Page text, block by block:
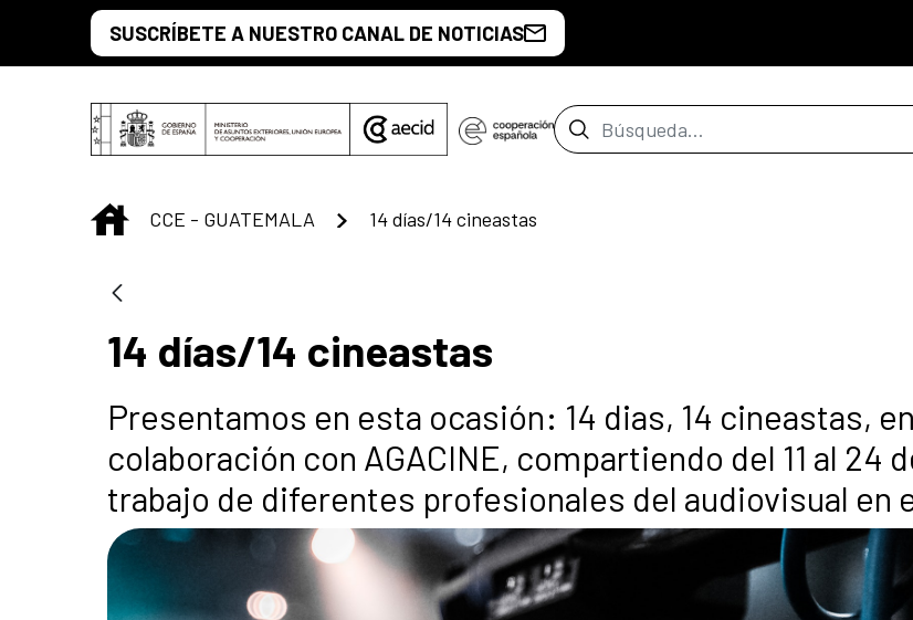
Saltar al contenido principal
SUSCRÍBETE A NUESTRO CANAL DE NOTICIAS
Barra de búsqueda
INICIO
CCE - GUATEMALA 14 días/14 cineastas
14 días/14 cineastas
Presentamos en esta ocasión: 14 dias, 14 cineastas, en
colaboración con AGACINE, compartiendo del 11 al 24
trabajo de diferentes profesionales del audiovisual en